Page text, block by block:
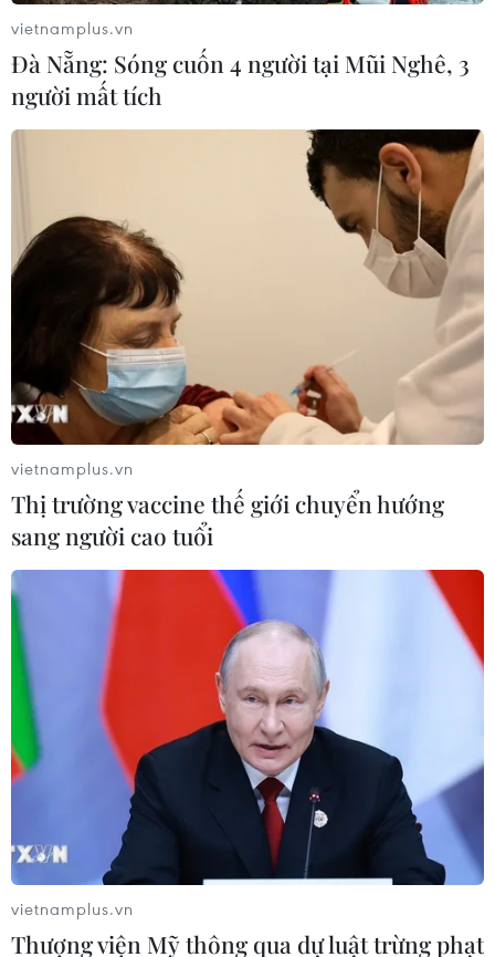
Tuyên dương 102 học sinh người dân tộc
thiểu số tiêu biểu
05/11/2016 09:06
Chiều nay, ngày 5/11, 102 học sinh người dân tộc thiểu
số có thành tích học tập tốt đã được vinh danh tại lễ
tuyên dương học sinh dân tộc thiểu số đạt thành tích cao
trong học tập.
Gia Lai: Khánh thành Trường Dân tộc bán
trú tại xã đặc biệt khó khăn
08/08/2019 07:04
vietnamplus.vn
Đà Nẵng: Sóng cuốn 4 người tại Mũi Nghê, 3
người mất tích
vietnamplus.vn
Thị trường vaccine thế giới chuyển hướng
sang người cao tuổi
vietnamplus.vn
Thượng viện Mỹ thông qua dự luật trừng phạt